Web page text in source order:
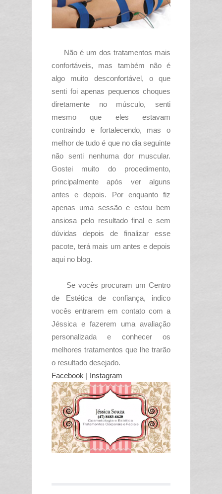
Não é um dos tratamentos mais
confortáveis, mas também não é
algo muito desconfortável, o que
senti foi apenas pequenos choques
diretamente no músculo, senti
mesmo que eles estavam
contraindo e fortalecendo, mas o
melhor de tudo é que no dia seguinte
não senti nenhuma dor muscular.
Gostei muito do procedimento,
principalmente após ver alguns
antes e depois. Por enquanto fiz
apenas uma sessão e estou bem
ansiosa pelo resultado final e sem
dúvidas depois de finalizar esse
pacote, terá mais um antes e depois
aqui no blog.
Se vocês procuram um Centro
de Estética de confiança, indico
vocês entrarem em contato com a
Jéssica e fazerem uma avaliação
personalizada e conhecer os
melhores tratamentos que lhe trarão
o resultado desejado.
Facebook | Instagram